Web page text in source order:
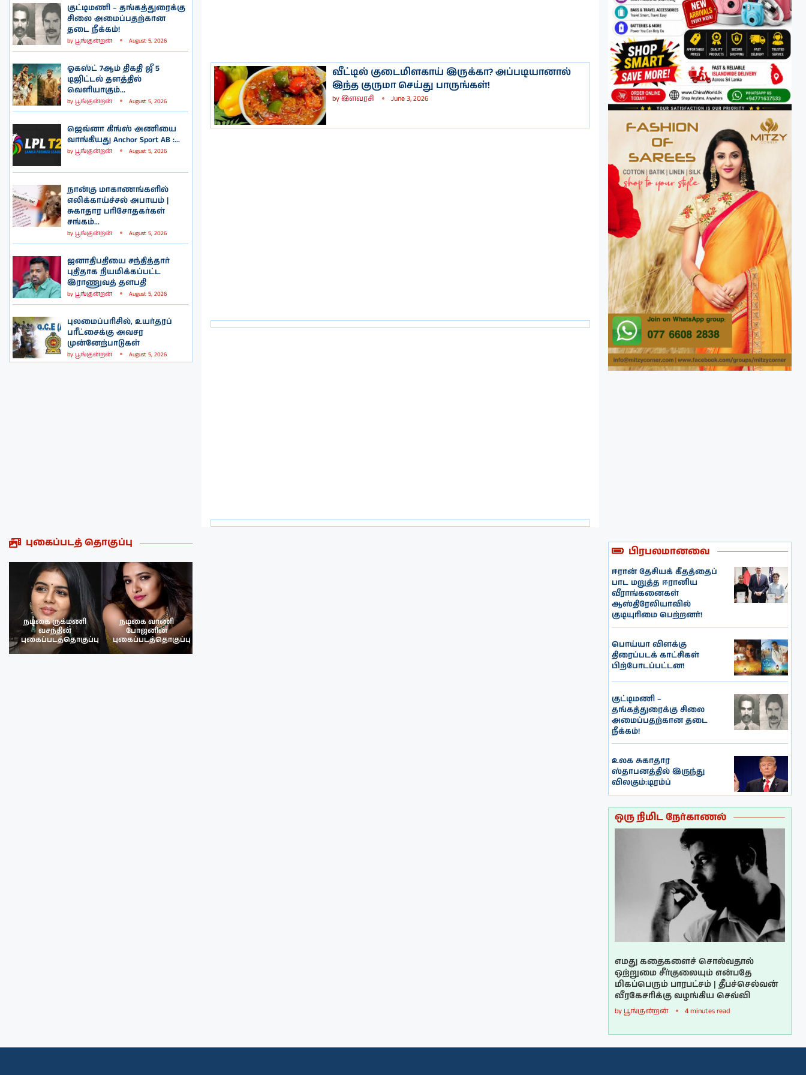
குட்டிமணி – தங்கத்துரைக்கு
சிலை அமைப்பதற்கான
தடை நீக்கம்!
by பூங்குன்றன் August 5, 2026
ஓகஸ்ட் 7ஆம் திகதி ஜீ 5
டிஜிட்டல் தளத்தில்
வெளியாகும்...
by பூங்குன்றன் August 5, 2026
ஜெவ்னா கிங்ஸ் அணியை
வாங்கியது Anchor Sport AB :...
by பூங்குன்றன் August 5, 2026
நான்கு மாகாணங்களில்
எலிக்காய்ச்சல் அபாயம் |
சுகாதார பரிசோதகர்கள்
சங்கம்...
by பூங்குன்றன் August 5, 2026
ஜனாதிபதியை சந்தித்தார்
புதிதாக நியமிக்கப்பட்ட
இராணுவத் தளபதி
by பூங்குன்றன் August 5, 2026
புலமைப்பரிசில், உயர்தரப்
பரீட்சைக்கு அவசர
முன்னேற்பாடுகள்
by பூங்குன்றன் August 5, 2026
புகைப்படத் தொகுப்பு
நடிகை ருக்மணி
வசந்தின்
புகைப்படத்தொகுப்பு
நடிகை வாணி
போஜனின்
புகைப்படத்தொகுப்பு
வீட்டில் குடைமிளகாய் இருக்கா? அப்படியானால்
இந்த குருமா செய்து பாருங்கள்!
byஇளவரசி June 3, 2026
பிரபலமானவை
ஈரான் தேசியக் கீதத்தைப்
பாட மறுத்த ஈரானிய
வீராங்கனைகள்
ஆஸ்திரேலியாவில்
குடியுரிமை பெற்றனர்!
பொய்யா விளக்கு
திரைப்படக் காட்சிகள்
பிற்போடப்பட்டன!
குட்டிமணி –
தங்கத்துரைக்கு சிலை
அமைப்பதற்கான தடை
நீக்கம்!
உலக சுகாதார
ஸ்தாபனத்தில் இருந்து
விலகும்:டிரம்ப்
ஒரு நிமிட நேர்காணல்
எமது கதைகளைச் சொல்வதால்
ஒற்றுமை சீர்குலையும் என்பதே
மிகப்பெரும் பாரபட்சம் | தீபச்செல்வன்
வீரகேசரிக்கு வழங்கிய செவ்வி
by பூங்குன்றன் 4 minutes read